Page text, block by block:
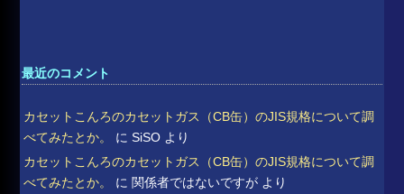
最近のコメント
カセットこんろのカセットガス（CB缶）のJIS規格について調
べてみたとか。
にSiSO より
カセットこんろのカセットガス（CB缶）のJIS規格について調
べてみたとか。
に 関係者ではないですが より